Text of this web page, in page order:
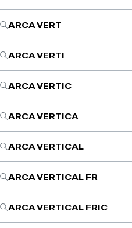
ARCA VERT
ARCA VERTI
ARCA VERTIC
ARCA VERTICA
ARCA VERTICAL
ARCA VERTICAL FR
ARCA VERTICAL FRIC